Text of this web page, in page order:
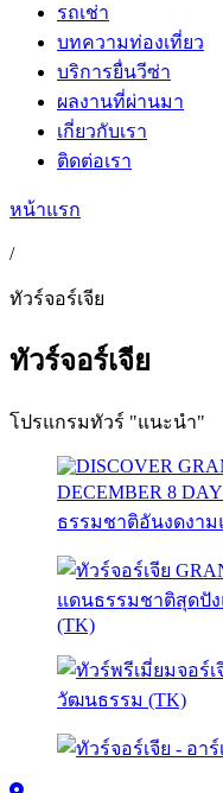
รถเช่า
บทความท่องเที่ยว
บริการยื่นวีซ่า
ผลงานที่ผ่านมา
เกี่ยวกับเรา
ติดต่อเรา
หน้าแรก
/
ทัวร์จอร์เจีย
ทัวร์จอร์เจีย
โปรแกรมทัวร์ "แนะนำ"